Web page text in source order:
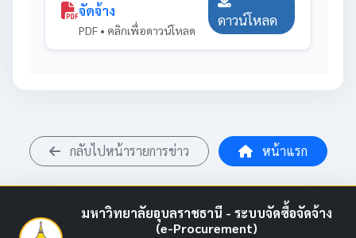
จัดจ้าง
PDF • คลิกเพื่อดาวน์โหลด
ดาวน์โหลด
กลับไปหน้ารายการข่าว หน้าแรก
มหาวิทยาลัยอุบลราชธานี - ระบบจัดซื้อจัดจ้าง
(e-Procurement)